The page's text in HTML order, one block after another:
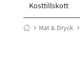
Kosttillskott
Mat & Dryck